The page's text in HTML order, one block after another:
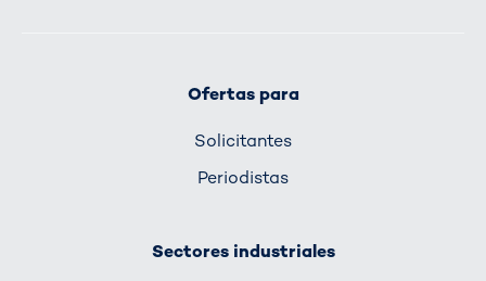
Ofertas para
Solicitantes
Periodistas
Sectores industriales